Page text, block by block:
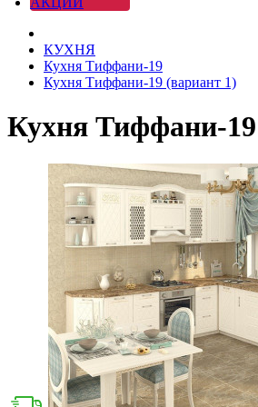
КУХНЯ
Кухня Тиффани-19
Кухня Тиффани-19 (вариант 1)
Кухня Тиффани-